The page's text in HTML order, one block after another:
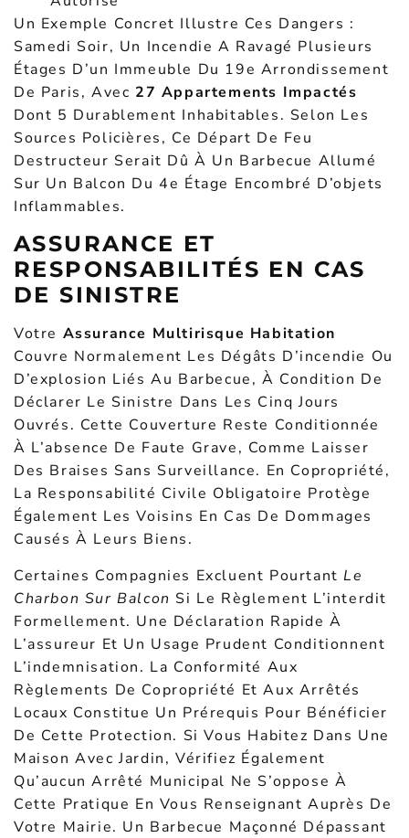
Un Exemple Concret Illustre Ces Dangers :
Samedi Soir, Un Incendie A Ravagé Plusieurs
Étages D’un Immeuble Du 19e Arrondissement
De Paris, Avec 27 Appartements Impactés
Dont 5 Durablement Inhabitables. Selon Les
Sources Policières, Ce Départ De Feu
Destructeur Serait Dû À Un Barbecue Allumé
Sur Un Balcon Du 4e Étage Encombré D’objets
Inflammables.
ASSURANCE ET
RESPONSABILITÉS EN CAS
DE SINISTRE
Votre Assurance Multirisque Habitation
Couvre Normalement Les Dégâts D’incendie Ou
D’explosion Liés Au Barbecue, À Condition De
Déclarer Le Sinistre Dans Les Cinq Jours
Ouvrés. Cette Couverture Reste Conditionnée
À L’absence De Faute Grave, Comme Laisser
Des Braises Sans Surveillance. En Copropriété,
La Responsabilité Civile Obligatoire Protège
Également Les Voisins En Cas De Dommages
Causés À Leurs Biens.
Certaines Compagnies Excluent PourtantLe
Charbon Sur Balcon Si Le Règlement L’interdit
Formellement. Une Déclaration Rapide À
L’assureur Et Un Usage Prudent Conditionnent
L’indemnisation. La Conformité Aux
Règlements De Copropriété Et Aux Arrêtés
Locaux Constitue Un Prérequis Pour Bénéficier
De Cette Protection. Si Vous Habitez Dans Une
Maison Avec Jardin, Vérifiez Également
Qu’aucun Arrêté Municipal Ne S’oppose À
Cette Pratique En Vous Renseignant Auprès De
Votre Mairie. Un Barbecue Maçonné Dépassant